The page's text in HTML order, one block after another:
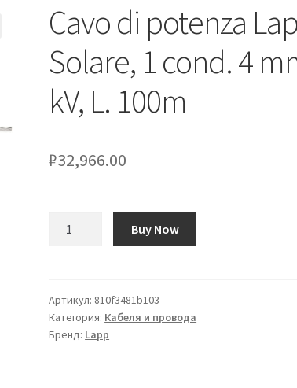
Cavo di potenza
Solare, 1 cond. 4
kV, L. 100m
₽32,966.00
potenza
Lapp
Solare,
Buy Now
Артикул: 810f3481b103
Категория: Кабеля и провода
Бренд: Lapp